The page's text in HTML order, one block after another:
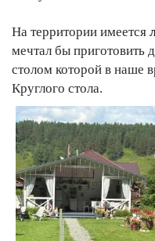
На территории имеется
мечтал бы приготовить
столом которой в наше
Круглого стола.